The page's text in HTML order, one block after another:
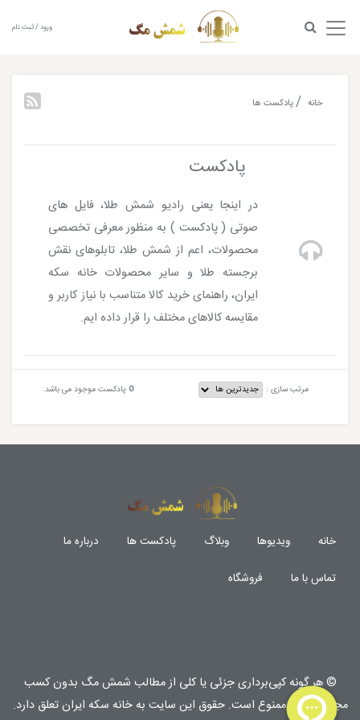
ورود / ثبت نام
خانه پادکست ها
پادکست
در اینجا یعنی رادیو شمش طلا، فایل های
صوتی ( پادکست ) به منظور معرفی تخصصی
محصولات، اعم از شمش طلا، تابلوهای نقش
برجسته طلا و سایر محصولات خانه سکه
ایران، راهنمای خرید کالا متناسب با نیاز کاربر و
مقایسه کالاهای مختلف را قرار داده ایم.
مرتب سازی : 0 پادکست موجود می باشد.
خانه ویدیوها وبلاگ پادکست ها درباره ما
تماس با ما فروشگاه
© هر گونهکپی‌برداری جزئی یا کلی از مطالب شمش مگ بدون کسب
مجوز مکتوبممنوع است. حقوق این سایت بهخانه سکه ایرانتعلق دارد.